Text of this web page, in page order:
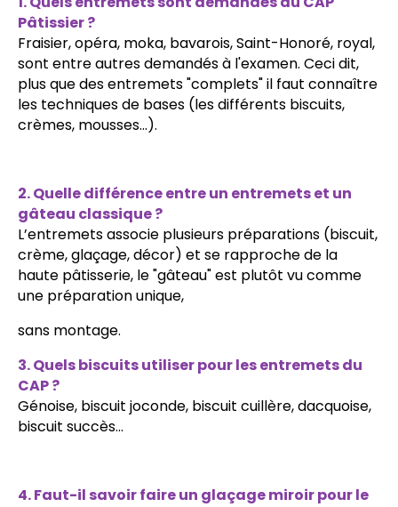
Pâtissier ?
Fraisier, opéra, moka, bavarois, Saint-Honoré, royal,
sont entre autres demandés à l'examen. Ceci dit,
plus que des entremets "complets" il faut connaître
les techniques de bases (les différents biscuits,
crèmes, mousses...).
2. Quelle différence entre un entremets et un
gâteau classique ?
L’entremets associe plusieurs préparations (biscuit,
crème, glaçage, décor) et se rapproche de la
haute pâtisserie, le "gâteau" est plutôt vu comme
une préparation unique,
sans montage.
3. Quels biscuits utiliser pour les entremets du
CAP ?
Génoise, biscuit joconde, biscuit cuillère, dacquoise,
biscuit succès...
4. Faut-il savoir faire un glaçage miroir pour le